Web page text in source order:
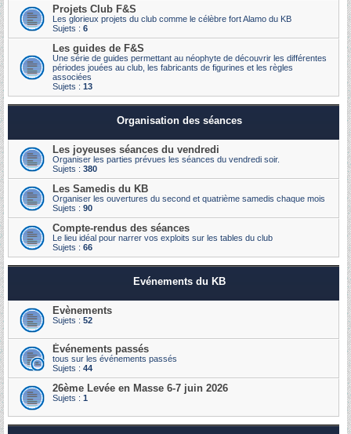
Projets Club F&S
Les glorieux projets du club comme le célèbre fort Alamo du KB
Sujets : 6
Les guides de F&S
Une série de guides permettant au néophyte de découvrir les différentes
périodes jouées au club, les fabricants de figurines et les règles
associées
Sujets : 13
Organisation des séances
Les joyeuses séances du vendredi
Organiser les parties prévues les séances du vendredi soir.
Sujets : 380
Les Samedis du KB
Organiser les ouvertures du second et quatrième samedis chaque mois
Sujets : 90
Compte-rendus des séances
Le lieu idéal pour narrer vos exploits sur les tables du club
Sujets : 66
Evénements du KB
Evènements
Sujets : 52
Événements passés
tous sur les événements passés
Sujets : 44
26ème Levée en Masse 6-7 juin 2026
Sujets : 1